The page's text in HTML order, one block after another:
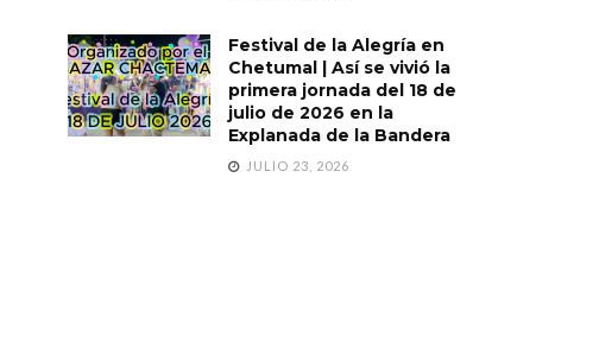
Festival de la Alegría en
Chetumal | Así se vivió la
primera jornada del 18 de
julio de 2026 en la
Explanada de la Bandera
JULIO 23, 2026